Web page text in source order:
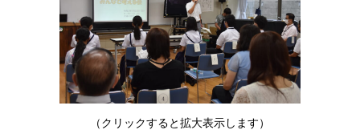
（クリックすると拡大表示します）